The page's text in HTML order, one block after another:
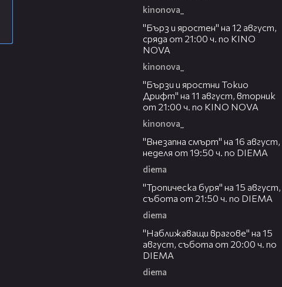
kinonova_
"Бърз и яростен" на 12 август,
сряда от 21:00 ч. по KINO
NOVA
kinonova_
"Бързи и яростни Токио
Дрифт" на 11 август, вторник
от 21:00 ч. по KINO NOVA
kinonova_
"Внезапна смърт" на 16 август,
неделя от 19:50 ч. по DIEMA
diema
"Тропическа буря" на 15 август,
събота от 21:50 ч. по DIEMA
diema
"Наближаващи врагове" на 15
август, събота от 20:00 ч. по
DIEMA
diema